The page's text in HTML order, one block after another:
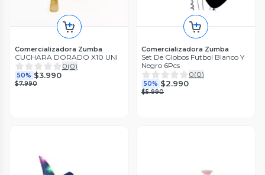
Comercializadora Zumba
CUCHARA DORADO X10 UNI
0(0)
50% $3.990
$7.990
Comercializadora Zumba
Set De Globos Futbol Blanco Y
Negro 6Pcs
0(0)
50% $2.990
$5.990